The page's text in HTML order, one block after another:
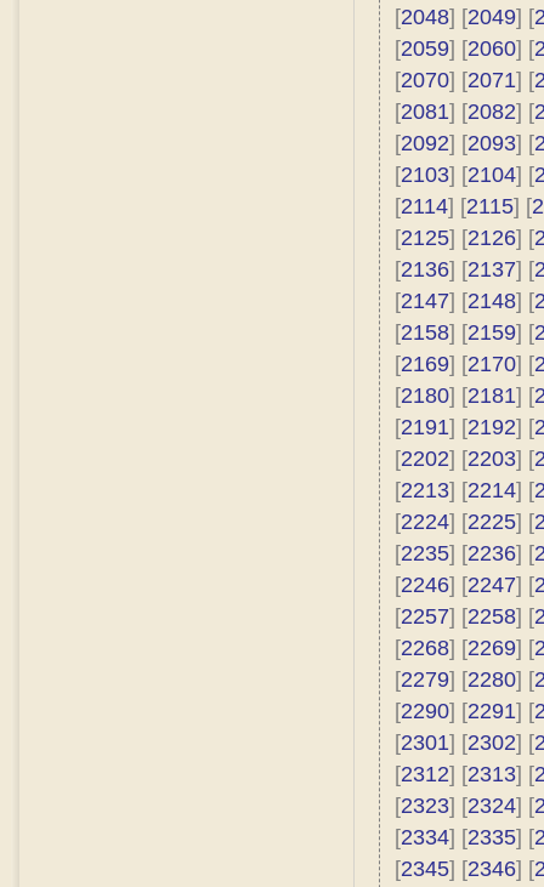
[2048] [2049] [
[2059] [2060] [
[2070] [2071] [
[2081] [2082] [
[2092] [2093] [
[2103] [2104] [
[2114] [2115] [
[2125] [2126] [
[2136] [2137] [
[2147] [2148] [
[2158] [2159] [
[2169] [2170] [
[2180] [2181] [
[2191] [2192] [
[2202] [2203] [
[2213] [2214] [
[2224] [2225] [
[2235] [2236] [
[2246] [2247] [
[2257] [2258] [
[2268] [2269] [
[2279] [2280] [
[2290] [2291] [
[2301] [2302] [
[2312] [2313] [
[2323] [2324] [
[2334] [2335] [
[2345] [2346] [